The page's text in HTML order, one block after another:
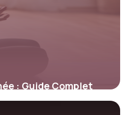
: Guide Complet